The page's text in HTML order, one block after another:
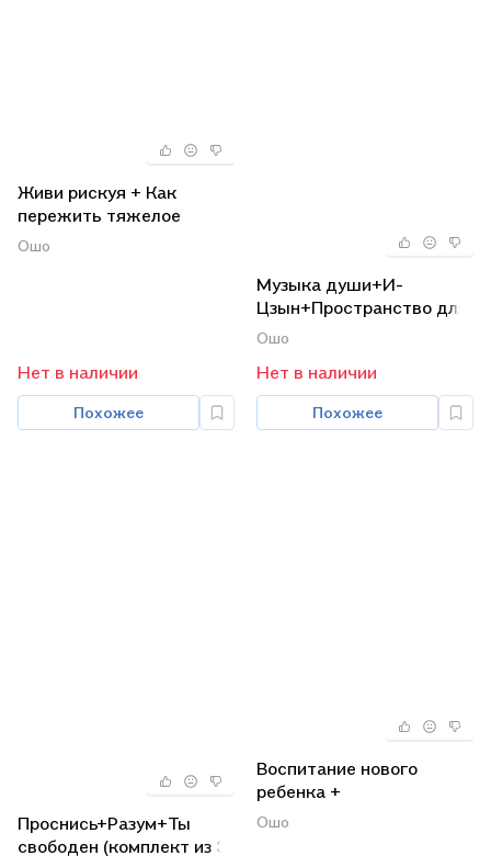
Живи рискуя + Как
пережить тяжелое
время + Сила луны
Ошо
Нет в наличии
Похожее
Музыка души+И-
Цзын+Пространство для
души (комплект из 3-х
Ошо
Нет в наличии
Похожее
Проснись+Разум+Ты
свободен (комплект из 3-
Воспитание нового
ребенка +
Гиперактивный ребенок -
Ошо